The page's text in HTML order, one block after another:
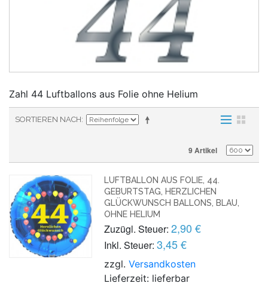
Zahl 44 Luftballons aus Folie ohne Helium
SORTIEREN NACH
9 Artikel
LUFTBALLON AUS FOLIE, 44.
GEBURTSTAG, HERZLICHEN
GLÜCKWUNSCH BALLONS, BLAU,
OHNE HELIUM
Zuzügl. Steuer: 2,90 €
Inkl. Steuer: 3,45 €
zzgl.Versandkosten
Lieferzeit: lieferbar